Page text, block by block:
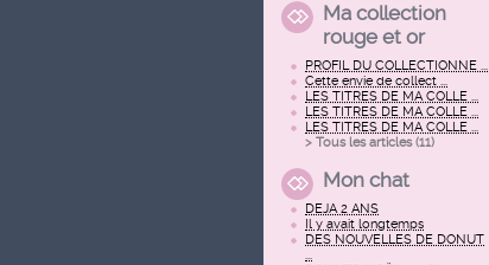
Ma collection
rouge et or
PROFIL DU COLLECTIONNE ...
Cette envie de collect ...
LES TITRES DE MA COLLE ...
LES TITRES DE MA COLLE ...
LES TITRES DE MA COLLE ...
> Tous les articles (11)
Mon chat
DEJA 2 ANS
Il y avait longtemps
DES NOUVELLES DE DONUT
...